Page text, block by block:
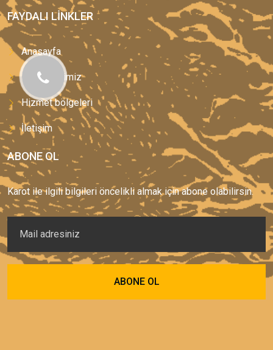
FAYDALI LINKLER
Anasayfa
Hizmetlerimiz
Hizmet bölgeleri
İletişim
ABONE OL
Karot ile ilgili bilgileri öncelikli almak için abone olabilirsin.